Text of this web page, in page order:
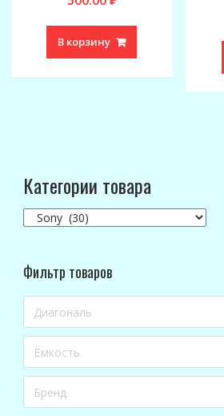
В корзину
Категории товара
Фильтр товаров
Диагональ
Ёмкость
Бренд